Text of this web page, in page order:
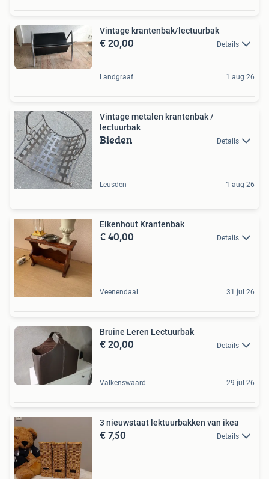
Vintage krantenbak/lectuurbak
€ 20,00 Details
Landgraaf 1 aug 26
Vintage metalen krantenbak /
lectuurbak
Bieden Details
Leusden 1 aug 26
Eikenhout Krantenbak
€ 40,00 Details
Veenendaal 31 jul 26
Bruine Leren Lectuurbak
€ 20,00 Details
Valkenswaard 29 jul 26
3 nieuwstaat lektuurbakken van ikea
€ 7,50 Details